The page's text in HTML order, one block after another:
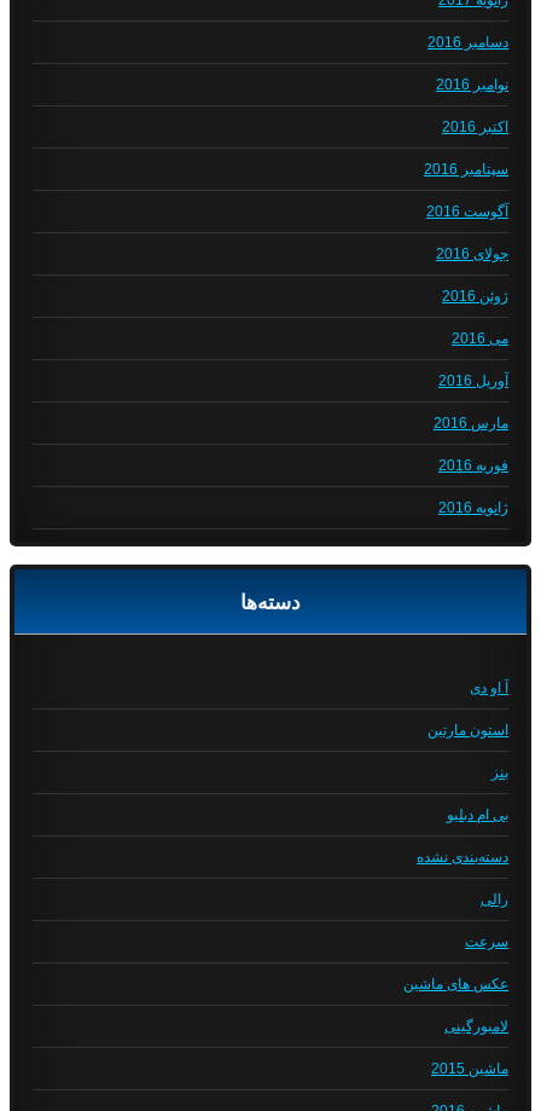
دسامبر 2016
نوامبر 2016
اکتبر 2016
سپتامبر 2016
آگوست 2016
جولای 2016
ژوئن 2016
می 2016
آوریل 2016
مارس 2016
فوریه 2016
ژانویه 2016
دسته‌ها
آ او دی
استون مارتین
بنز
بی ام دبلیو
دسته‌بندی نشده
رالی
سرعت
عکس های ماشین
لامبورگینی
ماشین 2015